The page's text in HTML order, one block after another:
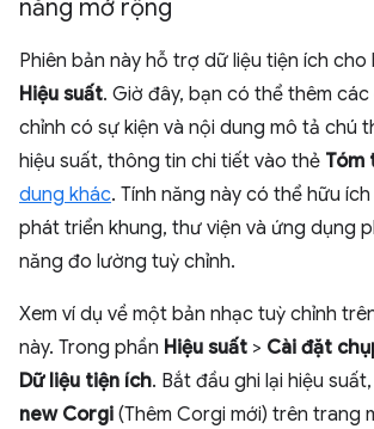
năng mở rộng
Phiên bản này hỗ trợ dữ liệu tiện ích cho
Hiệu suất. Giờ đây, bạn có thể thêm
chỉnh có sự kiện và nội dung mô tả chú
hiệu suất, thông tin chi tiết vào thẻ Tóm
dung khác. Tính năng này có thể hữu
phát triển khung, thư viện và ứng dụng
năng đo lường tuỳ chỉnh.
Xem ví dụ về một bản nhạc tuỳ chỉnh
này. Trong phần Hiệu suất > Cài đặt
Dữ liệu tiện ích. Bắt đầu ghi lại hiệu
new Corgi (Thêm Corgi mới) trên trang